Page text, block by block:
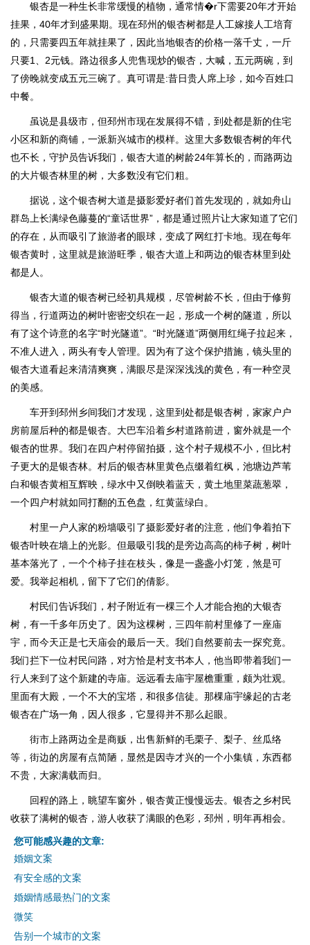
银杏是一种生长非常缓慢的植物，通常情�r下需要20年才开始
挂果，40年才到盛果期。现在邳州的银杏树都是人工嫁接人工培育
的，只需要四五年就挂果了，因此当地银杏的价格一落千丈，一斤
只要1、2元钱。路边很多人兜售现炒的银杏，大喊，五元两碗，到
了傍晚就变成五元三碗了。真可谓是:昔日贵人席上珍，如今百姓口
中餐。
虽说是县级市，但邳州市现在发展得不错，到处都是新的住宅
小区和新的商铺，一派新兴城市的模样。这里大多数银杏树的年代
也不长，守护员告诉我们，银杏大道的树龄24年算长的，而路两边
的大片银杏林里的树，大多数没有它们粗。
据说，这个银杏树大道是摄影爱好者们首先发现的，就如舟山
群岛上长满绿色藤蔓的“童话世界”，都是通过照片让大家知道了它们
的存在，从而吸引了旅游者的眼球，变成了网红打卡地。现在每年
银杏黄时，这里就是旅游旺季，银杏大道上和两边的银杏林里到处
都是人。
银杏大道的银杏树已经初具规模，尽管树龄不长，但由于修剪
得当，行道两边的树叶密密交织在一起，形成一个树的隧道，所以
有了这个诗意的名字“时光隧道”。“时光隧道”两侧用红绳子拉起来，
不准人进入，两头有专人管理。因为有了这个保护措施，镜头里的
银杏大道看起来清清爽爽，满眼尽是深深浅浅的黄色，有一种空灵
的美感。
车开到邳州乡间我们才发现，这里到处都是银杏树，家家户户
房前屋后种的都是银杏。大巴车沿着乡村道路前进，窗外就是一个
银杏的世界。我们在四户村停留拍摄，这个村子规模不小，但比村
子更大的是银杏林。村后的银杏林里黄色点缀着红枫，池塘边芦苇
白和银杏黄相互辉映，绿水中又倒映着蓝天，黄土地里菜蔬葱翠，
一个四户村就如同打翻的五色盘，红黄蓝绿白。
村里一户人家的粉墙吸引了摄影爱好者的注意，他们争着拍下
银杏叶映在墙上的光影。但最吸引我的是旁边高高的柿子树，树叶
基本落光了，一个个柿子挂在枝头，像是一盏盏小灯笼，煞是可
爱。我举起相机，留下了它们的倩影。
村民们告诉我们，村子附近有一棵三个人才能合抱的大银杏
树，有一千多年历史了。因为这棵树，三四年前村里修了一座庙
宇，而今天正是七天庙会的最后一天。我们自然要前去一探究竟。
我们拦下一位村民问路，对方恰是村支书本人，他当即带着我们一
行人来到了这个新建的寺庙。远远看去庙宇屋檐重重，颇为壮观。
里面有大殿，一个不大的宝塔，和很多信徒。那棵庙宇缘起的古老
银杏在广场一角，因人很多，它显得并不那么起眼。
街市上路两边全是商贩，出售新鲜的毛栗子、梨子、丝瓜络
等，街边的房屋有点简陋，显然是因寺才兴的一个小集镇，东西都
不贵，大家满载而归。
回程的路上，眺望车窗外，银杏黄正慢慢远去。银杏之乡村民
收获了满树的银杏，游人收获了满眼的色彩，邳州，明年再相会。
您可能感兴趣的文章:
婚姻文案
有安全感的文案
婚姻情感最热门的文案
微笑
告别一个城市的文案